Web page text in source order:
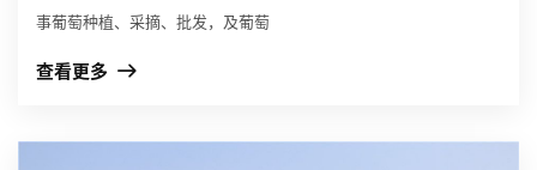
事葡萄种植、采摘、批发，及葡萄
查看更多